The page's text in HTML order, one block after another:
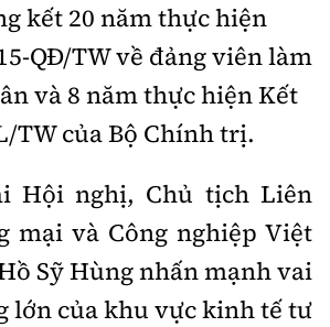
kết 20 năm thực hiện
QĐ/TW về đảng viên làm
và 8 năm thực hiện Kết
TW của Bộ Chính trị.
Hội nghị, Chủ tịch Liên
mại và Công nghiệp Việt
Sỹ Hùng nhấn mạnh vai
lớn của khu vực kinh tế tư